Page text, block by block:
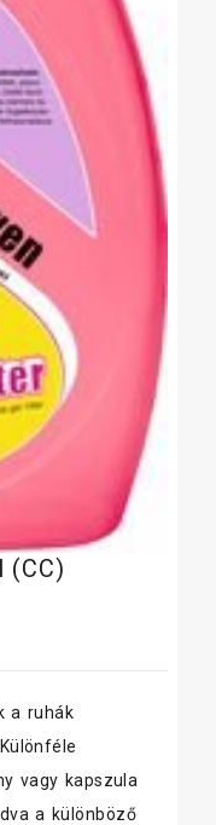
a ruhák
vagy kapszula
a különböző